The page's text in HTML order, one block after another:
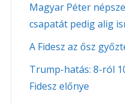
Magyar Péter
csapatát pedig alig
A Fidesz az ősz
Trump-hatás: 8-ról
Fidesz előnye